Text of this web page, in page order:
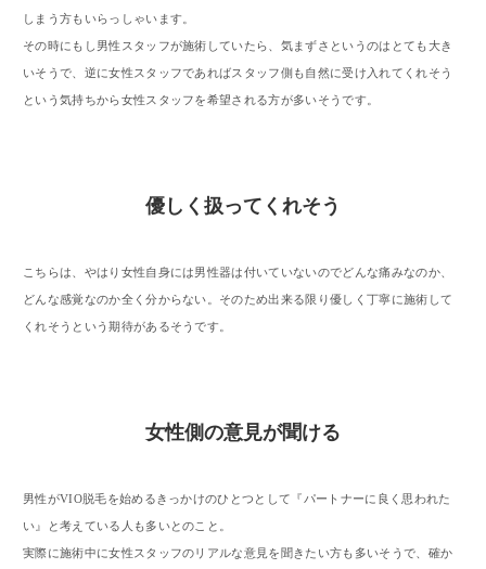
しまう方もいらっしゃいます。
その時にもし男性スタッフが施術していたら、気まずさというのはとても大き
いそうで、逆に女性スタッフであればスタッフ側も自然に受け入れてくれそう
という気持ちから女性スタッフを希望される方が多いそうです。
優しく扱ってくれそう
こちらは、やはり女性自身には男性器は付いていないのでどんな痛みなのか、
どんな感覚なのか全く分からない。そのため出来る限り優しく丁寧に施術して
くれそうという期待があるそうです。
女性側の意見が聞ける
男性がVIO脱毛を始めるきっかけのひとつとして『パートナーに良く思われた
い』と考えている人も多いとのこと。
実際に施術中に女性スタッフのリアルな意見を聞きたい方も多いそうで、確か